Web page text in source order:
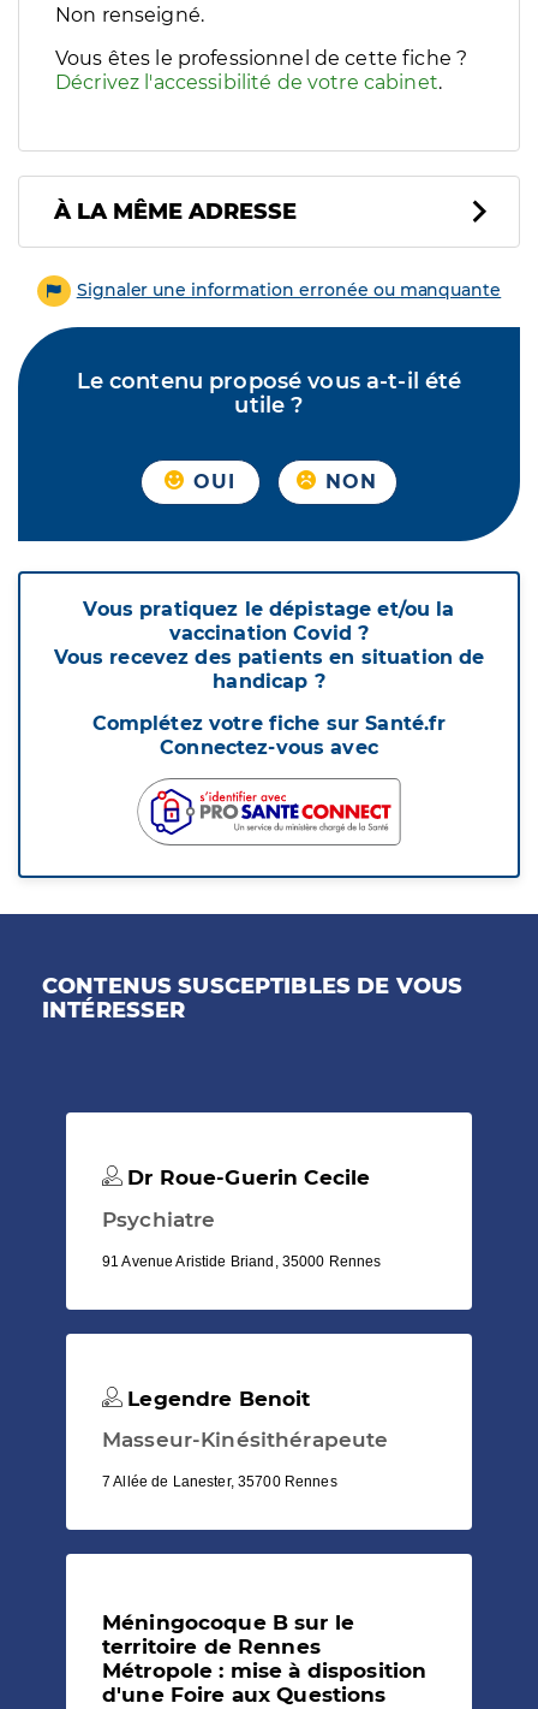
Filtres
Sélectionnez un ou plusieurs handicaps/besoins
Non renseigné.
Vous êtes le professionnel de cette fiche ?
Décrivez l'accessibilité de votre cabinet.
À LA MÊME ADRESSE
Signaler une information erronée ou manquante
Le contenu proposé vous a-t-il été
utile ?
OUI NON
Vous pratiquez le dépistage et/ou la
vaccination Covid ?
Vous recevez des patients en situation de
handicap ?
Complétez votre fiche sur Santé.fr
Connectez-vous avec
CONTENUS SUSCEPTIBLES DE VOUS
INTÉRESSER
Dr Roue-Guerin Cecile
Psychiatre
91 Avenue Aristide Briand, 35000 Rennes
Legendre Benoit
Masseur-Kinésithérapeute
7 Allée de Lanester, 35700 Rennes
Méningocoque B sur le
territoire de Rennes
Métropole : mise à disposition
d'une Foire aux Questions